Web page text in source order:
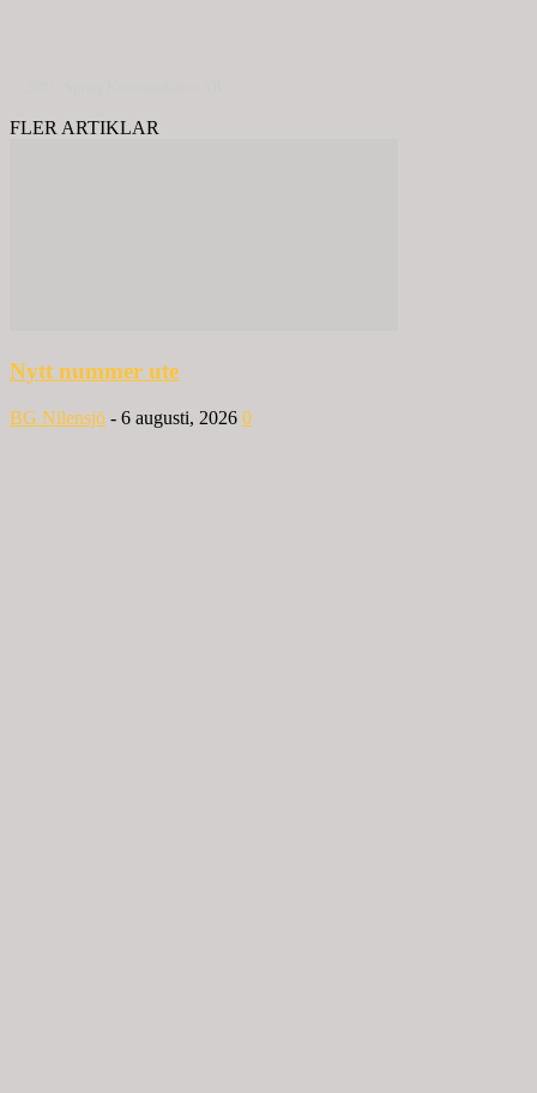
FLER ARTIKLAR
Nytt nummer ute
BG Nilensjö - 6 augusti, 2026 0